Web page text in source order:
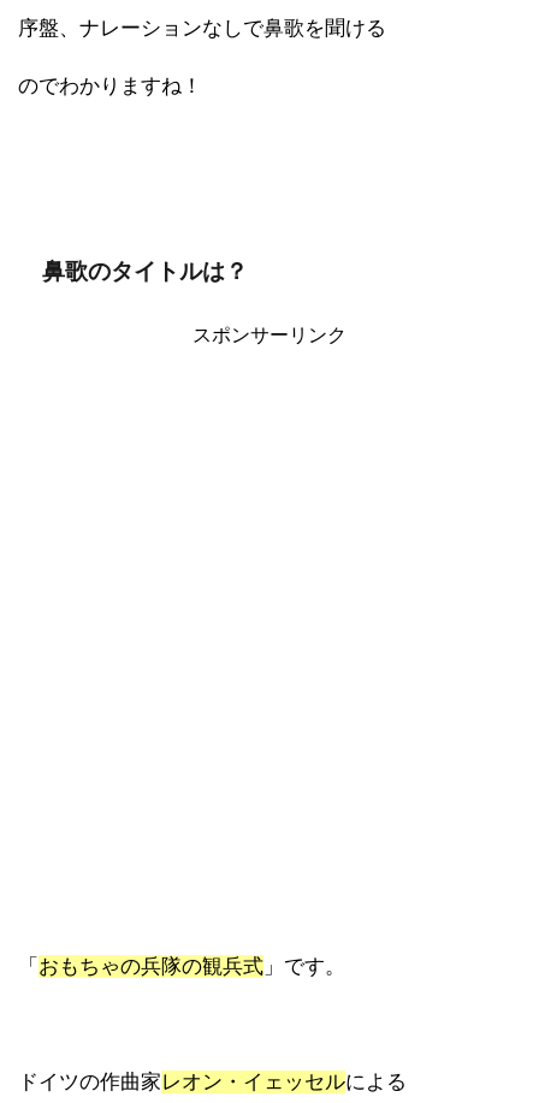
序盤、ナレーションなしで鼻歌を聞ける
のでわかりますね！
鼻歌のタイトルは？
スポンサーリンク
「 おもちゃの兵隊の観兵式 」です。
ドイツの作曲家レオン・イェッセルによる